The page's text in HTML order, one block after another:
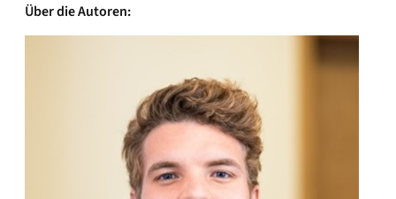
Über die Autoren: